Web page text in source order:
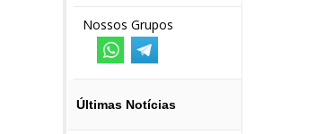
Nossos Grupos
Últimas Notícias